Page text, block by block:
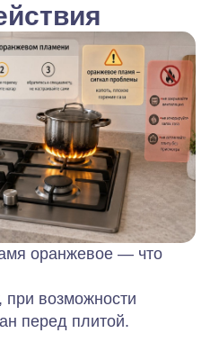
оранжевое — что
возможности
перед плитой.